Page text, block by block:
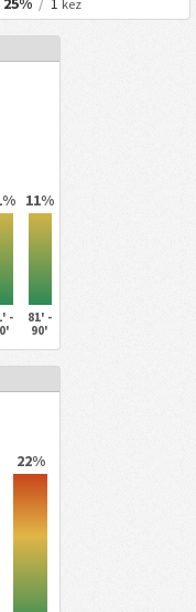
kez
11%
-
81' -
90'
22%